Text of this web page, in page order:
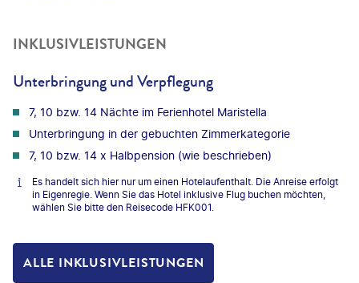
INKLUSIVLEISTUNGEN
Unterbringung und Verpflegung
7, 10 bzw. 14 Nächte im Ferienhotel Maristella
Unterbringung in der gebuchten Zimmerkategorie
7, 10 bzw. 14 x Halbpension (wie beschrieben)
Es handelt sich hier nur um einen Hotelaufenthalt. Die Anreise erfolgt
in Eigenregie. Wenn Sie das Hotel inklusive Flug buchen möchten,
wählen Sie bitte den Reisecode HFK001.
ALLE INKLUSIVLEISTUNGEN